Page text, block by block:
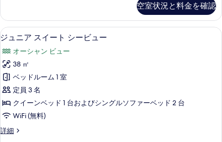
ル
シ
ー
ビ
ュ
ー
の
す
べ
て
ー
ム
パ
シ
ャ
ル
シ
ー
ビ
ュ
ー
詳
空室状況と料金を確認
ジ
ュ
ニ
ア
ス
イ
ー
ト
シ
ミニバー、デスク、WiFi (無料)、客
7
ジュニア スイート シービュー
オーシャン ビュー
38 ㎡
ベッドルーム 1 室
定員 3 名
クイーンベッド 1 台およびシングルソファーベッド 2 台
WiFi (無料)
詳細
ジ